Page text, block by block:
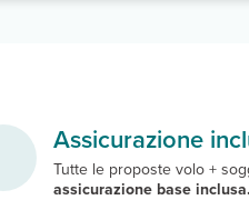
Assicurazione
Tutte le proposte volo +
assicurazione base inclusa.